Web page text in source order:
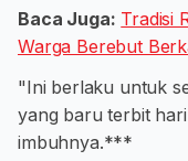
Baca Juga: Tradisi
Warga Berebut
"Ini berlaku untuk
yang baru terbit
imbuhnya.***